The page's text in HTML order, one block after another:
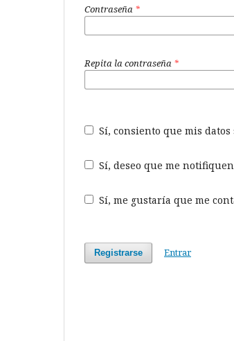
Contraseña *
Repita la contraseña *
Sí, consiento que mis
Sí, deseo que me
Sí, me gustaría que me
Registrarse Entrar